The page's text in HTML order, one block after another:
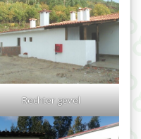
Rechter gevel